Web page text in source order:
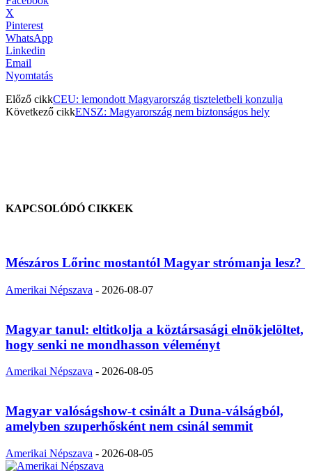
X
Pinterest
WhatsApp
Linkedin
Email
Nyomtatás
Előző cikkCEU: lemondott Magyarország tiszteletbeli konzulja
Következő cikkENSZ: Magyarország nem biztonságos hely
KAPCSOLÓDÓ CIKKEK
Mészáros Lőrinc mostantól Magyar strómanja lesz?
Amerikai Népszava - 2026-08-07
Magyar tanul: eltitkolja a köztársasági elnökjelöltet,
hogy senki ne mondhasson véleményt
Amerikai Népszava - 2026-08-05
Magyar valóságshow-t csinált a Duna-válságból,
amelyben szuperhősként nem csinál semmit
Amerikai Népszava - 2026-08-05